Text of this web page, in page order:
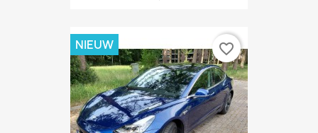
NIEUW favorite_border